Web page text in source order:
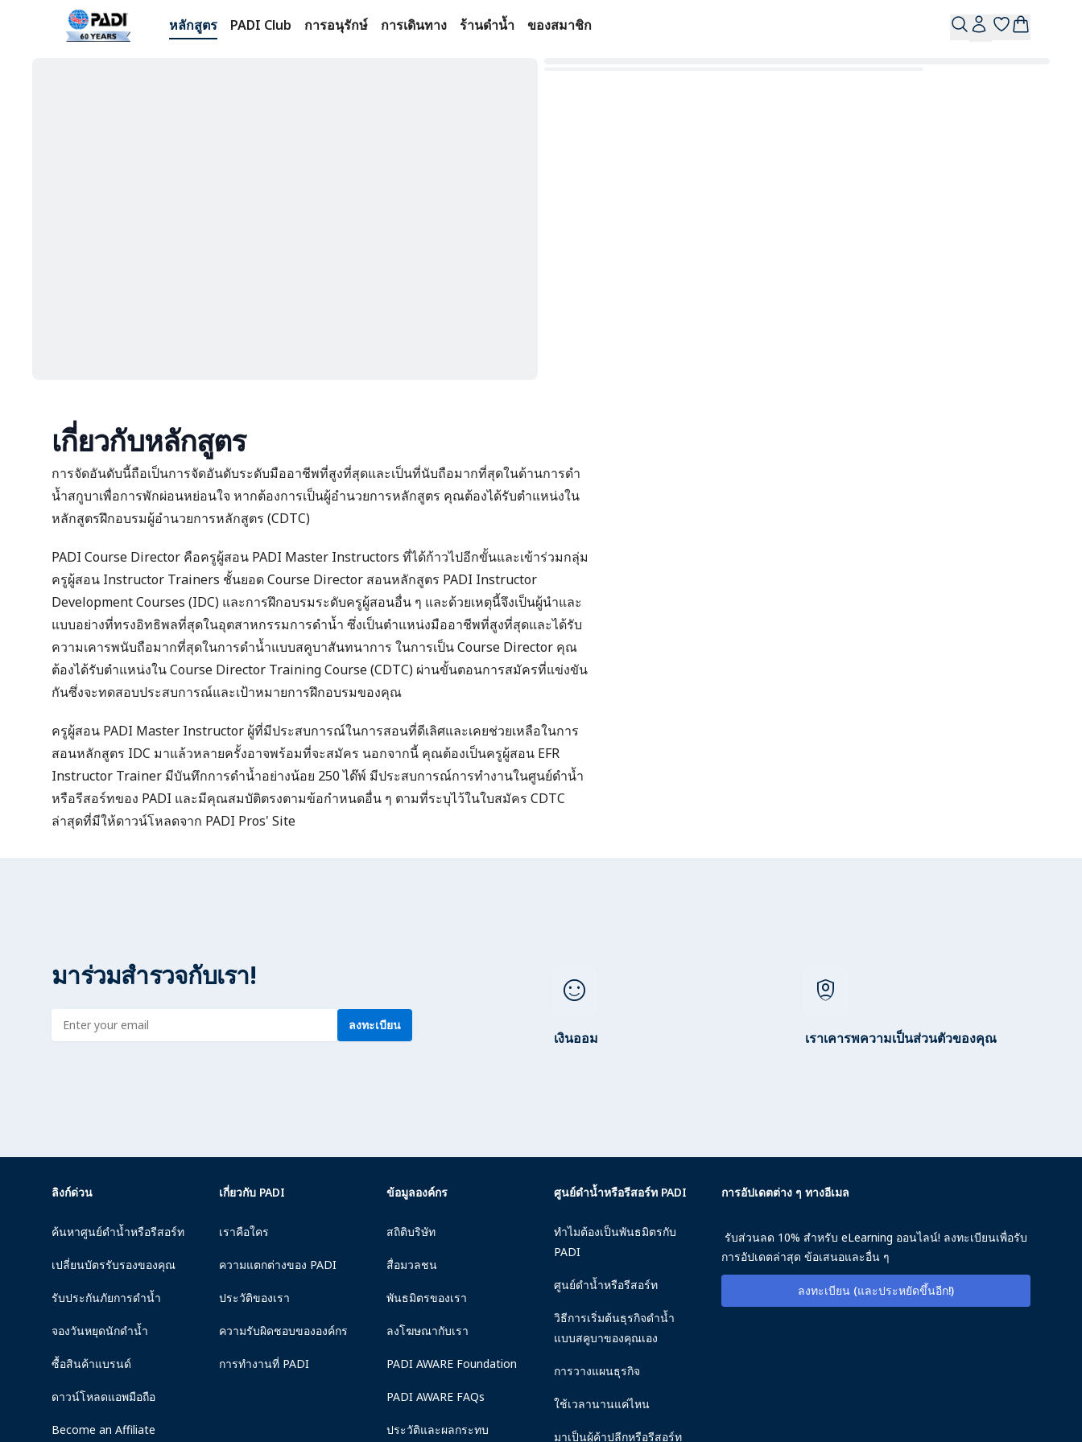
หลักสูตร PADI Club การอนุรักษ์ การเดินทาง ร้านดำน้ำ ของสมาชิก
เกี่ยวกับหลักสูตร
การจัดอันดับนี้ถือเป็นการจัดอันดับระดับมืออาชีพที่สูงที่สุดและเป็นที่นับถือมากที่สุดในด้านการดำ
น้ำสกูบาเพื่อการพักผ่อนหย่อนใจ หากต้องการเป็นผู้อำนวยการหลักสูตร คุณต้องได้รับตำแหน่งใน
หลักสูตรฝึกอบรมผู้อำนวยการหลักสูตร (CDTC)
PADI Course Director คือครูผู้สอน PADI Master Instructors ที่ได้ก้าวไปอีกขั้นและเข้าร่วมกลุ่ม
ครูผู้สอน Instructor Trainers ชั้นยอด Course Director สอนหลักสูตร PADI Instructor
Development Courses (IDC) และการฝึกอบรมระดับครูผู้สอนอื่น ๆ และด้วยเหตุนี้จึงเป็นผู้นำและ
แบบอย่างที่ทรงอิทธิพลที่สุดในอุตสาหกรรมการดำน้ำ ซึ่งเป็นตำแหน่งมืออาชีพที่สูงที่สุดและได้รับ
ความเคารพนับถือมากที่สุดในการดำน้ำแบบสคูบาสันทนาการ ในการเป็น Course Director คุณ
ต้องได้รับตำแหน่งใน Course Director Training Course (CDTC) ผ่านขั้นตอนการสมัครที่แข่งขัน
กันซึ่งจะทดสอบประสบการณ์และเป้าหมายการฝึกอบรมของคุณ
ครูผู้สอน PADI Master Instructor ผู้ที่มีประสบการณ์ในการสอนที่ดีเลิศและเคยช่วยเหลือในการ
สอนหลักสูตร IDC มาแล้วหลายครั้งอาจพร้อมที่จะสมัคร นอกจากนี้ คุณต้องเป็นครูผู้สอน EFR
Instructor Trainer มีบันทึกการดำน้ำอย่างน้อย 250 ได๊พ์ มีประสบการณ์การทำงานในศูนย์ดำน้ำ
หรือรีสอร์ทของ PADI และมีคุณสมบัติตรงตามข้อกำหนดอื่น ๆ ตามที่ระบุไว้ในใบสมัคร CDTC
ล่าสุดที่มีให้ดาวน์โหลดจาก PADI Pros' Site
มาร่วมสำรวจกับเรา!
Enter address ลงทะเบียน
sentiment_satisfied
เงินออม
shield_person
เราเคารพความเป็นส่วนตัวของคุณ
ลิงก์ด่วน
ค้นหาศูนย์ดำน้ำหรือรีสอร์ท
เปลี่ยนบัตรรับรองของคุณ
รับประกันภัยการดำน้ำ
จองวันหยุดนักดำน้ำ
ซื้อสินค้าแบรนด์
ดาวน์โหลดแอพมือถือ
Become an Affiliate
เกี่ยวกับ PADI
เราคือใคร
ความแตกต่างของ PADI
ประวัติของเรา
ความรับผิดชอบขององค์กร
การทำงานที่ PADI
ข้อมูลองค์กร
สถิติบริษัท
สื่อมวลชน
พันธมิตรของเรา
ลงโฆษณากับเรา
PADI AWARE Foundation
PADI AWARE FAQs
ประวัติและผลกระทบ
ศูนย์ดำน้ำหรือรีสอร์ท PADI
ทำไมต้องเป็นพันธมิตรกับ
PADI
ศูนย์ดำน้ำหรือรีสอร์ท
วิธีการเริ่มต้นธุรกิจดำน้ำ
แบบสคูบาของคุณเอง
การวางแผนธุรกิจ
ใช้เวลานานแค่ไหน
มาเป็นผู้ค้าปลีกหรือรีสอร์ท
การอัปเดตต่าง ๆ ทางอีเมล
รับส่วนลด 10% สำหรับ eLearning ออนไลน์! ลงทะเบียนเพื่อรับ
การอัปเดตล่าสุด ข้อเสนอและอื่น ๆ
ลงทะเบียน (และประหยัดขึ้นอีก!)